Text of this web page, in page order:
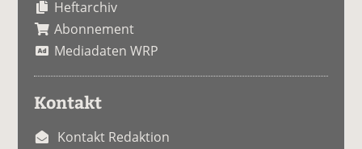
Heftarchiv
Abonnement
Mediadaten WRP
Kontakt
Kontakt Redaktion